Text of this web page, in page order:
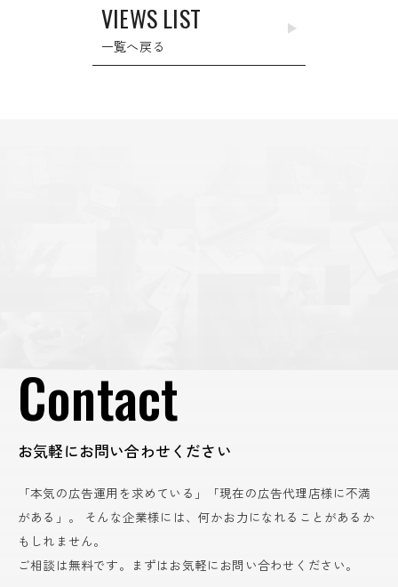
VIEWS LIST
一覧へ戻る
Contact
お気軽にお問い合わせください
「本気の広告運用を求めている」「現在の広告代理店様に不満
がある」。
そんな企業様には、何かお力になれることがあるか
もしれません。
ご相談は無料です。まずはお気軽にお問い合わせください。